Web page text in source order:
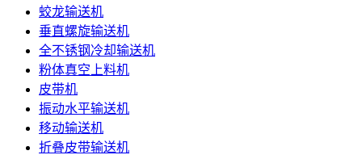
蛟龙输送机
垂直螺旋输送机
全不锈钢冷却输送机
粉体真空上料机
皮带机
振动水平输送机
移动输送机
折叠皮带输送机